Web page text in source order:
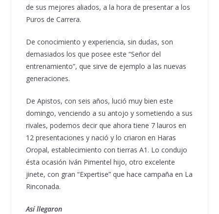
de sus mejores aliados, a la hora de presentar a los
Puros de Carrera.
De conocimiento y experiencia, sin dudas, son
demasiados los que posee este “Señor del
entrenamiento”, que sirve de ejemplo a las nuevas
generaciones.
De Apistos, con seis años, lució muy bien este
domingo, venciendo a su antojo y sometiendo a sus
rivales, podemos decir que ahora tiene 7 lauros en
12 presentaciones y nació y lo criaron en Haras
Oropal, establecimiento con tierras A1. Lo condujo
ésta ocasión Iván Pimentel hijo, otro excelente
jinete, con gran “Expertise” que hace campaña en La
Rinconada.
Así llegaron